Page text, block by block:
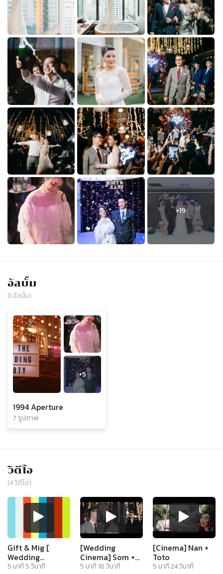
อัลบั้ม
(1 อัลบั้ม)
+5
1994 Aperture
7 รูปภาพ
วิดีโอ
(4วิดีโอ)
Gift & Mig [
Wedding
Reception ]
5 นาที 5วินาที
[Wedding
Cinema] Som +
Guard
5 นาที18วินาที
[Cinema] Nan +
Toto
5 นาที24วินาที